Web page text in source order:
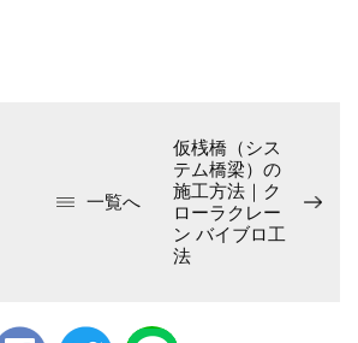
一覧へ
仮桟橋（シス
テム橋梁）の
施工方法｜ク
ローラクレー
ン バイブロ工
法